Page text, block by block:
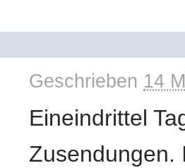
Geschrieben 14
Eineindrittel